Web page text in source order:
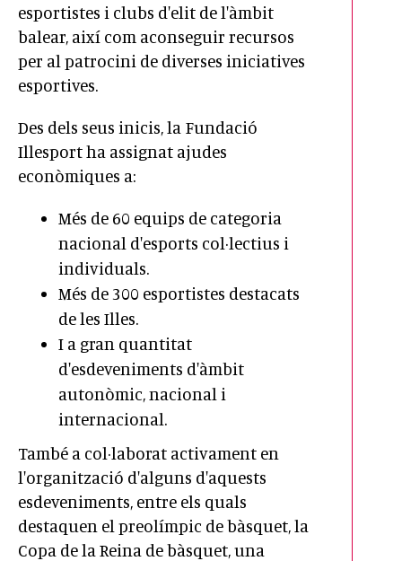
esportistes i clubs d'elit de l'àmbit
balear, així com aconseguir recursos
per al patrocini de diverses iniciatives
esportives.
Des dels seus inicis, la Fundació
Illesport ha assignat ajudes
econòmiques a:
Més de 60 equips de categoria
nacional d'esports col·lectius i
individuals.
Més de 300 esportistes destacats
de les Illes.
I a gran quantitat
d'esdeveniments d'àmbit
autonòmic, nacional i
internacional.
També a col·laborat activament en
l'organització d'alguns d'aquests
esdeveniments, entre els quals
destaquen el preolímpic de bàsquet, la
Copa de la Reina de bàsquet, una